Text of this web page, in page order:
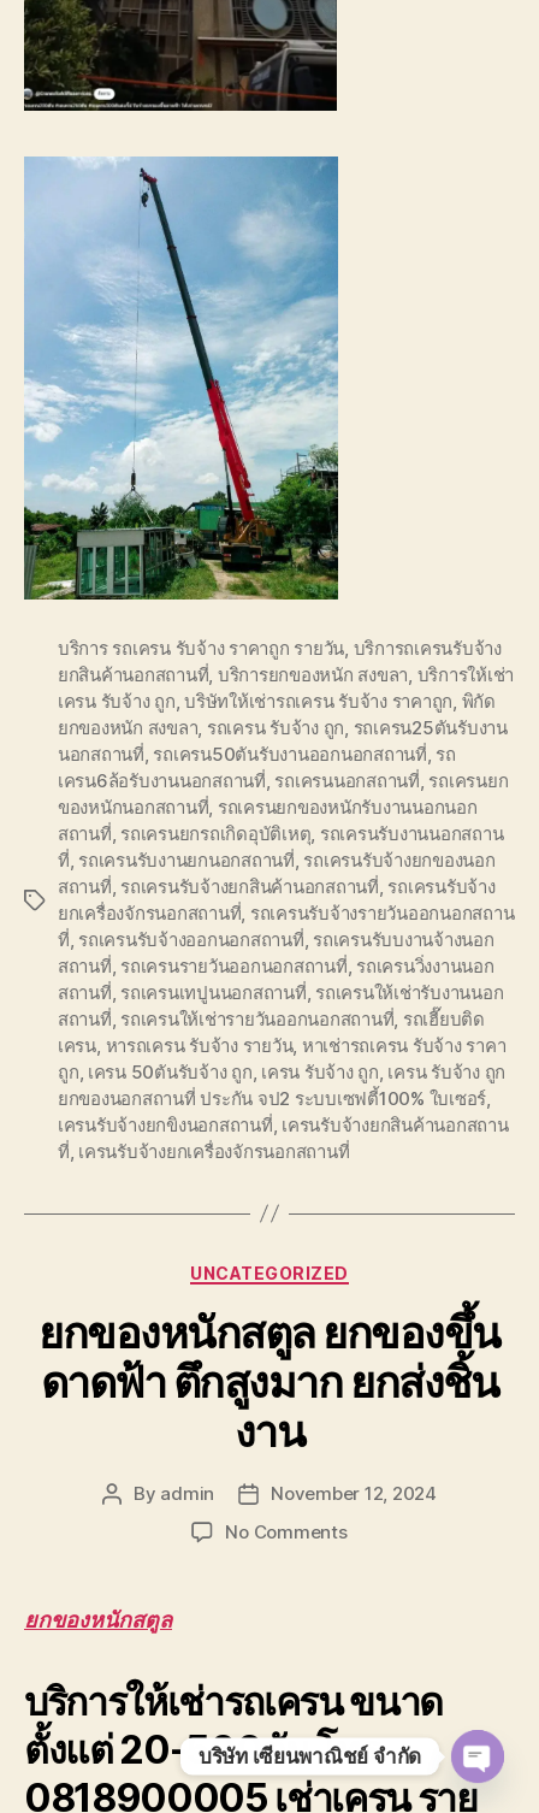
Tags
บริการ รถเครน รับจ้าง ราคาถูก รายวัน บริการถเครนรับจ้าง
ยกสินค้านอกสถานที่ บริการยกของหนัก สงขลา บริการให้เช่า
เครน รับจ้าง ถูก ,บริษัทให้เช่ารถเครน รับจ้าง ราคาถูก พิกัด
ยกของหนัก สงขลา รถเครน รับจ้าง ถูก รถเครน25ตันรับงาน
นอกสถานที่ รถเครน50ตันรับงานออกนอกสถานที่ รถ
เครน6ล้อรับงานนอกสถานที่ รถเครนนอกสถานที่ รถเครนยก
ของหนักนอกสถานที่ รถเครนยกของหนักรับงานนอกนอก
สถานที่ รถเครนยกรถเกิดอุบัติเหตุ รถเครนรับงานนอกสถาน
ที่ รถเครนรับงานยกนอกสถานที่ รถเครนรับจ้างยกของนอก
สถานที่ รถเครนรับจ้างยกสินค้านอกสถานที่ รถเครนรับจ้าง
ยกเครื่องจักรนอกสถานที่ รถเครนรับจ้างรายวันออกนอกสถาน
ที่ รถเครนรับจ้างออกนอกสถานที่ รถเครนรับบงานจ้างนอก
สถานที่ รถเครนรายวันออกนอกสถานที่ รถเครนวิ่งงานนอก
สถานที่ รถเครนเทปูนนอกสถานที่ รถเครนให้เช่ารับงานนอก
สถานที่ รถเครนให้เช่ารายวันออกนอกสถานที่ รถเฮี๊ยบติด
เครน หารถเครน รับจ้าง รายวัน, หาเช่ารถเครน รับจ้าง ราคา
ถูก เครน 50ตันรับจ้าง ถูก เครน รับจ้าง ถูก เครน รับจ้าง ถูก
ยกของนอกสถานที่ ประกัน จป2 ระบบเซฟตี้100% ใบเซอร์
เครนรับจ้างยกขิงนอกสถานที่ เครนรับจ้างยกสินค้านอกสถาน
ที่ เครนรับจ้างยกเครื่องจักรนอกสถานที่
Categories
UNCATEGORIZED
ยกของหนักสตูล ยกของขึ้น
ดาดฟ้า ตึกสูงมาก ยกส่งชิ้น
งาน
Post
By admin
Post
date
November 12, 2024
No Commentson
ของ
ขึ้น
ดาดฟ้า
ตึก
สูง
ยกของหนักสตูล
บริการให้เช่ารถเครน ขนาด
ตั้งแต่ 20-500ตัน โทร
0818900005 เช่าเครน ราย
บริษัท เซียนพาณิชย์ จำกัด
O